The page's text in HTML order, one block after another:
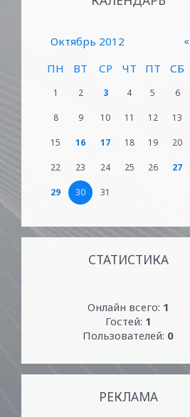
«
Октябрь 2012
ПН
ВТ СР ЧТ ПТ СБ
1 2 3 4 5 6
8 9 10 11 12 13
15 16 17 18 19 20
22 23 24 25 26 27
29 30 31
СТАТИСТИКА
Онлайн всего: 1
Гостей: 1
Пользователей: 0
РЕКЛАМА